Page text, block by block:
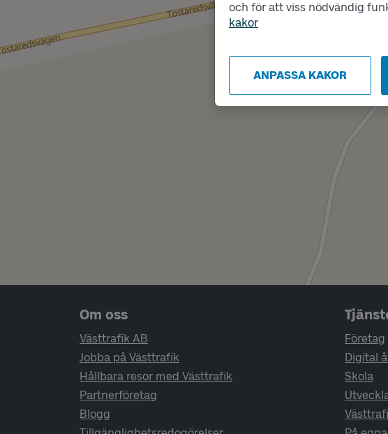
och för att viss nödvändig
kakor
ANPASSA KAKOR
Sidfotsnavigering
Om oss
Västtrafik AB
Jobba på Västtrafik
Hållbara resor med Västtrafik
Partnerföretag
Blogg
Företag
Digital
Skola